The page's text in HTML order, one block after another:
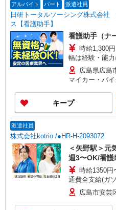
アルバイト パート 派遣社員
日研トータルソーシング株式会
ス【看護助手】
看護助手（ナ
時給1,300円
幅は経験・能
広島県広島
マイカー・バ
キープ
派遣社員
株式会社kotrio /●HR-H-2093072
＜矢野駅＞元
週3〜OK/看護
時給1350
通費全支給(ガ
広島市安芸